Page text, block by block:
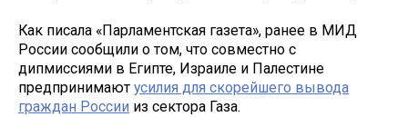
Как писала «Парламентская газета», ранее в МИД
России сообщили о том, что совместно с
дипмиссиями в Египте, Израиле и Палестине
предпринимают усилия для скорейшего вывода
граждан России из сектора Газа.